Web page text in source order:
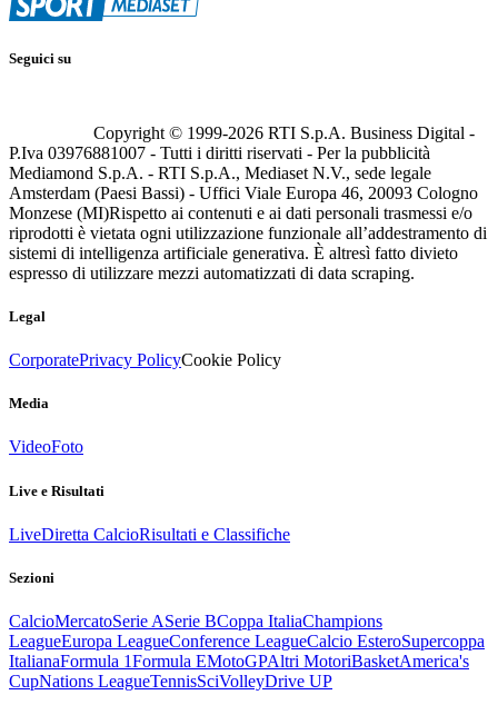
Seguici su
Copyright © 1999-2026 RTI S.p.A. Business Digital -
P.Iva 03976881007 - Tutti i diritti riservati - Per la pubblicità
Mediamond S.p.A. - RTI S.p.A., Mediaset N.V., sede legale
Amsterdam (Paesi Bassi) - Uffici Viale Europa 46, 20093 Cologno
Monzese (MI)Rispetto ai contenuti e ai dati personali trasmessi e/o
riprodotti è vietata ogni utilizzazione funzionale all’addestramento di
sistemi di intelligenza artificiale generativa. È altresì fatto divieto
espresso di utilizzare mezzi automatizzati di data scraping.
Legal
CorporatePrivacy PolicyCookie Policy
Media
VideoFoto
Live e Risultati
LiveDiretta CalcioRisultati e Classifiche
Sezioni
CalcioMercatoSerie ASerie BCoppa ItaliaChampions
LeagueEuropa LeagueConference LeagueCalcio EsteroSupercoppa
ItalianaFormula 1Formula EMotoGPAltri MotoriBasketAmerica's
CupNations LeagueTennisSciVolleyDrive UP